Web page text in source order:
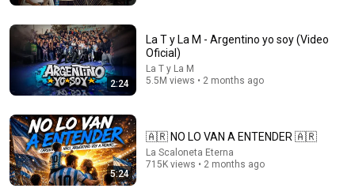
Yo soy tu maestro / Alta yanta / La psicodelica /
Diego Cervino • 582K views
2:24
La T y La M - Argentino yo soy (Video
Oficial)
La T y La M
5.5M views • 2 months ago
5:24
🇦🇷 NO LO VAN A ENTENDER 🇦🇷
La Scaloneta Eterna
715K views • 2 months ago